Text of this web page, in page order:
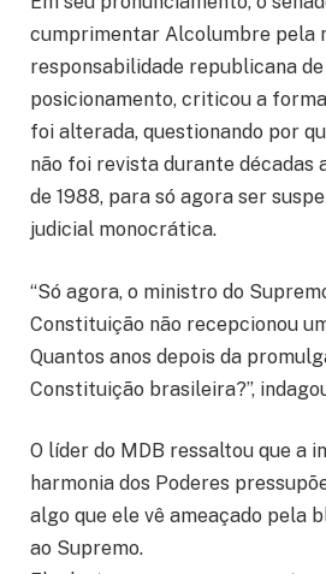
cumprimentar Alcolumbre pela
responsabilidade republicana de
posicionamento, criticou a
foi alterada, questionando por
não foi revista durante décadas
de 1988, para só agora ser
judicial monocrática.
“Só agora, o ministro do
Constituição não recepcionou
Quantos anos depois da
Constituição brasileira?”,
O líder do MDB ressaltou que a
harmonia dos Poderes
algo que ele vê ameaçado pela
ao Supremo.